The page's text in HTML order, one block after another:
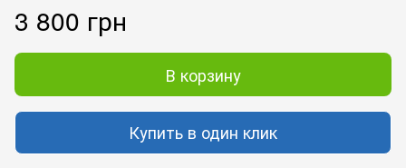
3 800 грн
В корзину
Купить в один клик